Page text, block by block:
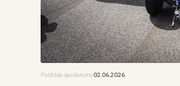
Publikācijas datums02.06.2026